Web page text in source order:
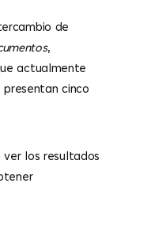
de
,
actualmente
cinco
los resultados